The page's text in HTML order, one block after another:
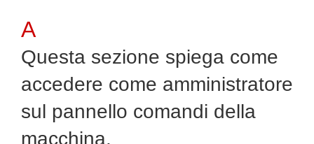
Questa sezione spiega come
accedere come amministratore
sul pannello comandi della
macchina.